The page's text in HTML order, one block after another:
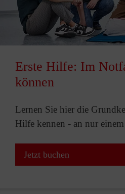
Erste Hilfe: Im
können
Lernen Sie hier die
Hilfe kennen - an nur einem
Jetzt buchen